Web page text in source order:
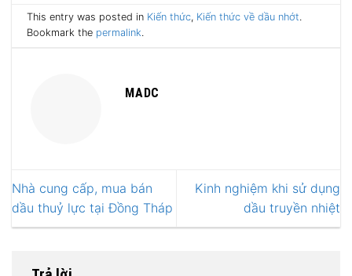
This entry was posted in Kiến thức, Kiến thức về dầu nhớt.
Bookmark the permalink.
MADC
Nhà cung cấp, mua bán
dầu thuỷ lực tại Đồng Tháp
Kinh nghiệm khi sử dụng
dầu truyền nhiệt